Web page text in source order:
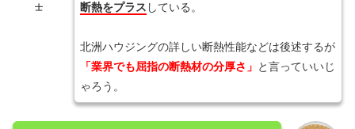
士
断熱をプラス している。
北洲ハウジングの詳しい断熱性能などは後述するが
「業界でも屈指の断熱材の分厚さ」 と言っていいじ
ゃろう。